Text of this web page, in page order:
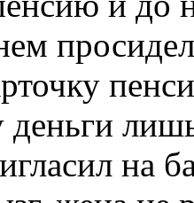
на